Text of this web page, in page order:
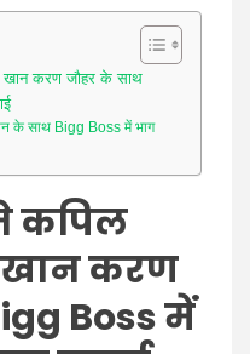
खान करण जौहर के साथ
के साथ Bigg Boss में भाग
कपिल
खान करण
Boss में